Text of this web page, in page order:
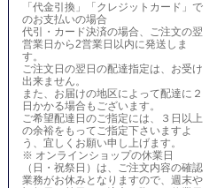
「代金引換」「クレジットカード」で
のお支払いの場合
代引・カード決済の場合、ご注文の翌
営業日から2営業日以内に発送しま
す。
ご注文日の翌日の配達指定は、お受け
出来ません。
また、お届けの地区によって配達に２
日かかる場合もございます。
ご希望配達日のご指定には、３日以上
の余裕をもってご指定下さいますよ
う、宜しくお願い申し上げます。
※ オンラインショップの休業日
（日・祝祭日）は、ご注文内容の確認
業務がお休みとなりますので、週末や